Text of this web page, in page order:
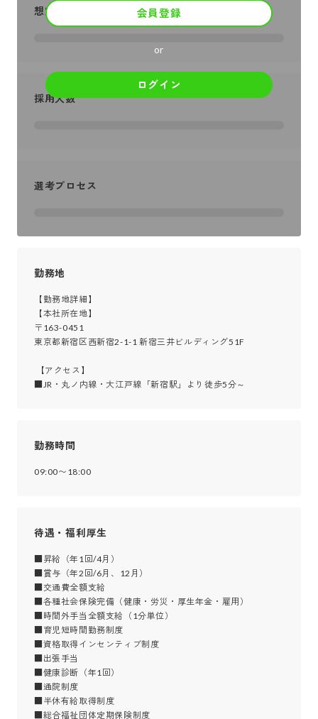
会員登録
or
ログイン
想定年収
採用人数
選考プロセス
勤務地
【勤務地詳細】
【本社所在地】
〒163-0451
東京都新宿区西新宿2-1-1 新宿三井ビルディング51F
■JR・丸ノ内線・大江戸線「新宿駅」より徒歩5分～
勤務時間
09:00〜18:00
待遇・福利厚生
■昇給（年1回/4月）
■賞与（年2回/6月、12月）
■交通費全額支給
■各種社会保険完備（健康・労災・厚生年金・雇用）
■時間外手当全額支給（1分単位）
■育児短時間勤務制度
■資格取得インセンティブ制度
■出張手当
■健康診断（年1回）
■通院制度
■半休有給取得制度
■総合福祉団体定期保険制度